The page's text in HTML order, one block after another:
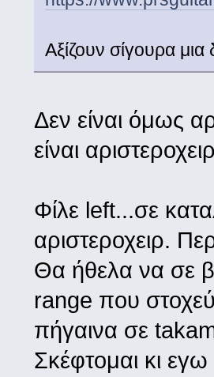
Αξίζουν σίγουρα
Δεν είναι όμως
είναι
Φίλε left...σε
αριστεροχειρ.
Θα ήθελα να σε
range που
πήγαινα σε
Σκέφτομαι κι